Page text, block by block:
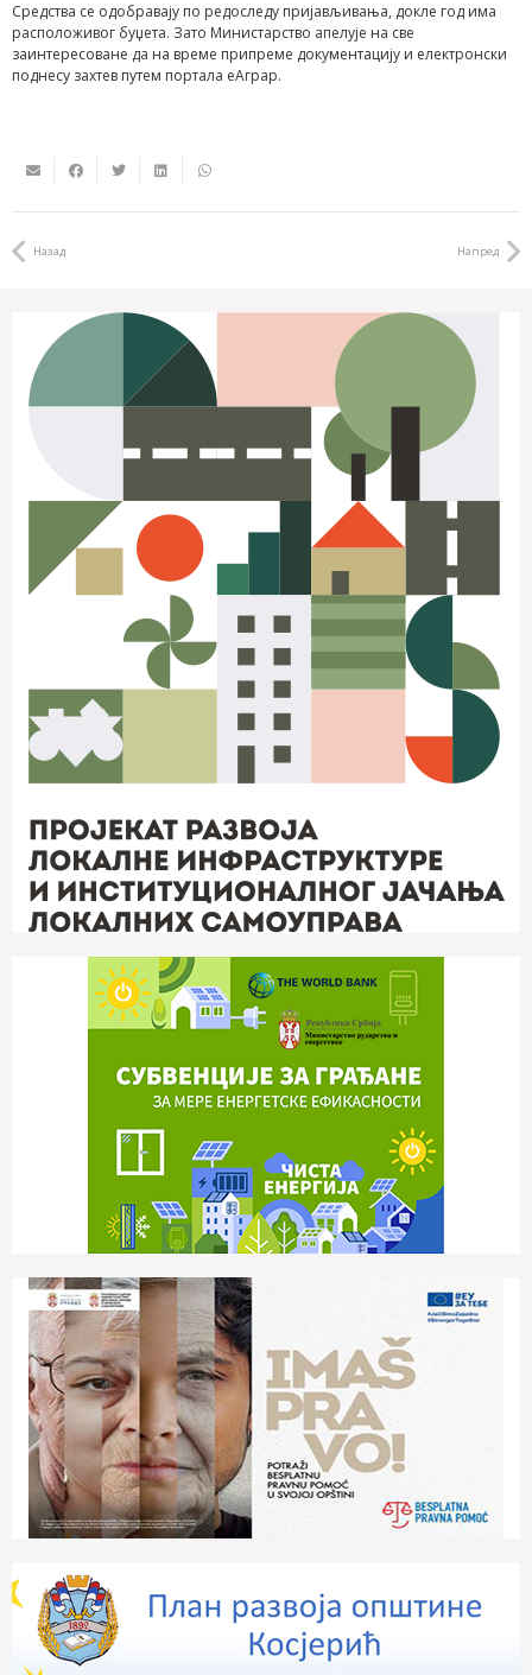
Средства се одобравају по редоследу пријављивања, докле год има
расположивог буџета. Зато Министарство апелује на све
заинтересоване да на време припреме документацију и електронски
поднесу захтев путем портала еАграр.
Назад Напред